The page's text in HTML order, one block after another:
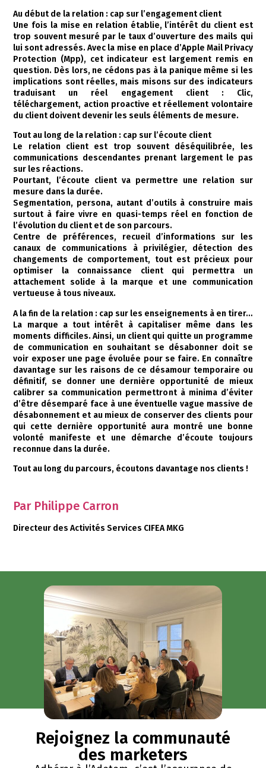
Au début de la relation : cap sur l’engagement client
Une fois la mise en relation établie, l’intérêt du client est
trop souvent mesuré par le taux d’ouverture des mails qui
lui sont adressés. Avec la mise en place d’Apple Mail Privacy
Protection (Mpp), cet indicateur est largement remis en
question. Dès lors, ne cédons pas à la panique même si les
implications sont réelles, mais misons sur des indicateurs
traduisant un réel engagement client : Clic,
téléchargement, action proactive et réellement volontaire
du client doivent devenir les seuls éléments de mesure.
Tout au long de la relation : cap sur l’écoute client
Le relation client est trop souvent déséquilibrée, les
communications descendantes prenant largement le pas
sur les réactions.
Pourtant, l’écoute client va permettre une relation sur
mesure dans la durée.
Segmentation, persona, autant d’outils à construire mais
surtout à faire vivre en quasi-temps réel en fonction de
l’évolution du client et de son parcours.
Centre de préférences, recueil d’informations sur les
canaux de communications à privilégier, détection des
changements de comportement, tout est précieux pour
optimiser la connaissance client qui permettra un
attachement solide à la marque et une communication
vertueuse à tous niveaux.
A la fin de la relation : cap sur les enseignements à en tirer…
La marque a tout intérêt à capitaliser même dans les
moments difficiles. Ainsi, un client qui quitte un programme
de communication en souhaitant se désabonner doit se
voir exposer une page évoluée pour se faire. En connaître
davantage sur les raisons de ce désamour temporaire ou
définitif, se donner une dernière opportunité de mieux
calibrer sa communication permettront à minima d’éviter
d’être désemparé face à une éventuelle vague massive de
désabonnement et au mieux de conserver des clients pour
qui cette dernière opportunité aura montré une bonne
volonté manifeste et une démarche d’écoute toujours
reconnue dans la durée.
Tout au long du parcours, écoutons davantage nos clients !
Par Philippe Carron
Directeur des Activités Services CIFEA MKG
Rejoignez la communauté
des marketers